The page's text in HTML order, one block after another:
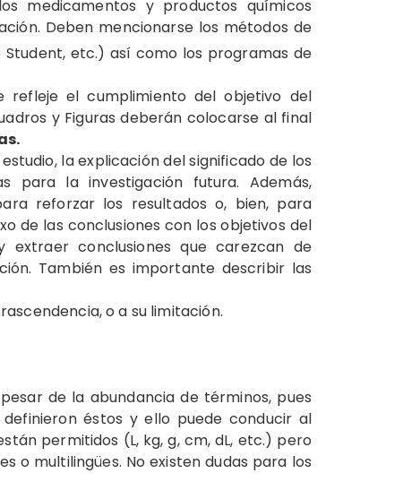
medicamentos y productos químicos
Deben mencionarse los métodos de
Student, etc.) así como los programas de
el cumplimiento del objetivo del
y Figuras deberán colocarse al final
la explicación del significado de los
para la investigación futura. Además,
reforzar los resultados o, bien, para
de las conclusiones con los objetivos del
extraer conclusiones que carezcan de
También es importante describir las
o a su limitación.
de la abundancia de términos, pues
éstos y ello puede conducir al
permitidos (L, kg, g, cm, dL, etc.) pero
o multilingües. No existen dudas para los